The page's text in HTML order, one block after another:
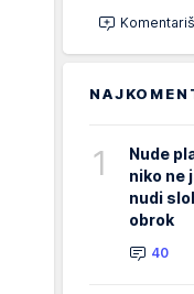
1
Nude
niko ne
nudi
obrok
40